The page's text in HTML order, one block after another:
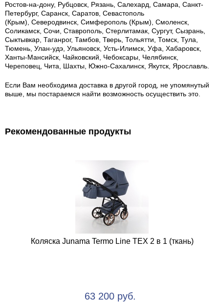
Ростов-на-дону, Рубцовск, Рязань, Салехард, Самара, Санкт-
Петербург, Саранск, Саратов, Севастополь
(Крым), Северодвинск, Симферополь (Крым), Смоленск,
Соликамск, Сочи, Ставрополь, Стерлитамак, Сургут, Сызрань,
Сыктывкар, Таганрог, Тамбов, Тверь, Тольятти, Томск, Тула,
Тюмень, Улан-удэ, Ульяновск, Усть-Илимск, Уфа, Хабаровск,
Ханты-Мансийск, Чайковский, Чебоксары, Челябинск,
Череповец, Чита, Шахты, Южно-Сахалинск, Якутск, Ярославль.
Если Вам необходима доставка в другой город, не упомянутый
выше, мы постараемся найти возможность осуществить это.
Рекомендованные продукты
Коляска Junama Termo Line TEX 2 в 1 (ткань)
63 200 руб.